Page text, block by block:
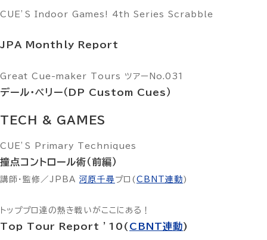
CUE’S Indoor Games! 4th Series Scrabble
JPA Monthly Report
Great Cue-maker Tours ツアーNo.031
デール・ペリー（DP Custom Cues）
TECH & GAMES
CUE’S Primary Techniques
撞点コントロール術（前編）
講師・監修／JPBA 河原千尋 プロ( CBNT連動 )
トッププロ達の熱き戦いがここにある！
Top Tour Report ’10( CBNT連動)